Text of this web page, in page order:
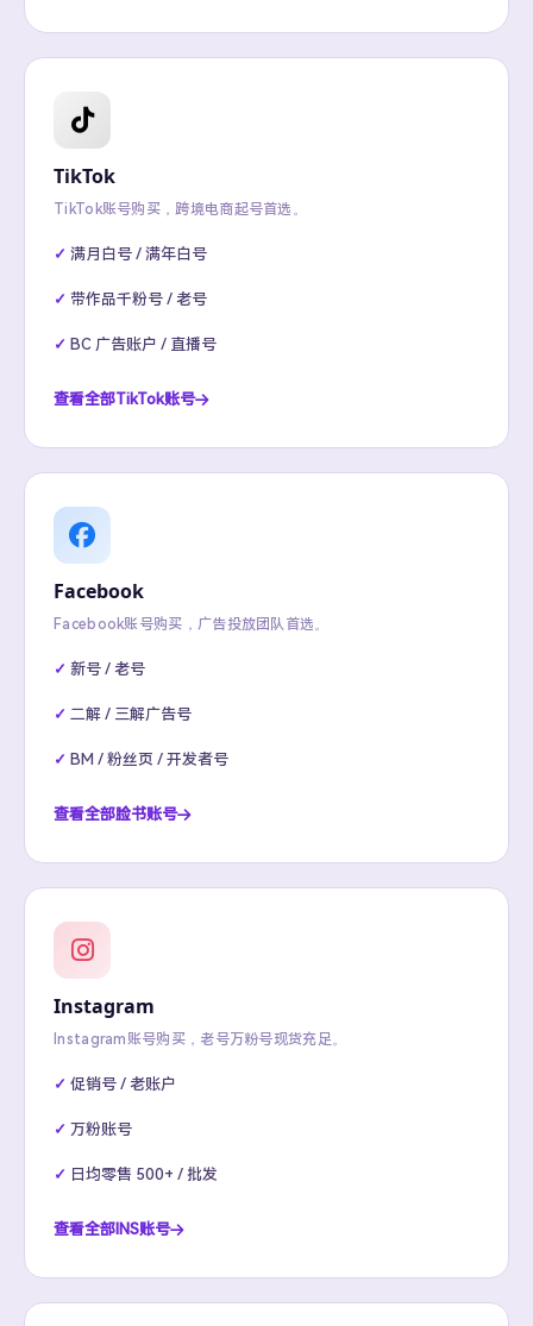
TikTok
TikTok账号购买，跨境电商起号首选。
满月白号 / 满年白号
带作品千粉号 / 老号
BC 广告账户 / 直播号
查看全部TikTok账号
Facebook
Facebook账号购买，广告投放团队首选。
新号 / 老号
二解 / 三解广告号
BM / 粉丝页 / 开发者号
查看全部脸书账号
Instagram
Instagram账号购买，老号万粉号现货充足。
促销号 / 老账户
万粉账号
日均零售 500+ / 批发
查看全部INS账号